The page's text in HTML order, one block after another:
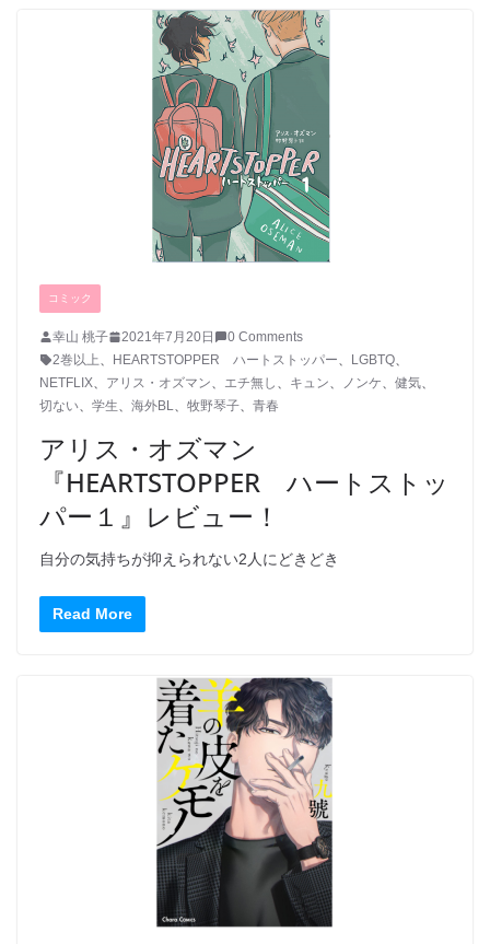
コミック
幸山 桃子 2021年7月20日
0 Comments
2巻以上、 HEARTSTOPPER ハートストッパー、 LGBTQ、
NETFLIX、 アリス・オズマン、 エチ無し 、 キュン、 ノンケ、 健気、
切ない、 学生、 海外BL、 牧野琴子、 青春
アリス・オズマン
『HEARTSTOPPER ハートストッ
パー１』レビュー！
自分の気持ちが抑えられない2人にどきどき
Read More